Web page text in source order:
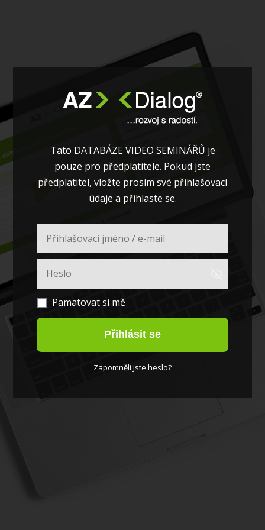
Tato DATABÁZE VIDEO SEMINÁŘŮ je
pouze pro předplatitele. Pokud jste
předplatitel, vložte prosím své přihlašovací
údaje a přihlaste se.
Pamatovat si mě
Přihlásit se
Zapomněli jste heslo?